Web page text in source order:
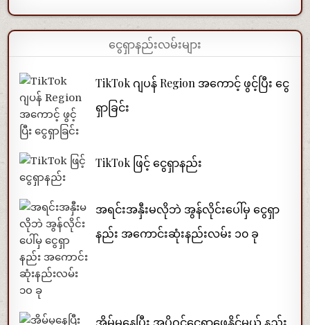
ငွေရှာနည်းလမ်းများ
TikTok ဂျပန် Region အကောင့် ဖွင့်ပြီး ငွေ
ရှာခြင်း
TikTok ဖြင့် ငွေရှာနည်း
အရင်းအနှီးမလိုဘဲ အွန်လိုင်းပေါ်မှ ငွေရှာ
နည်း အကောင်းဆုံးနည်းလမ်း ၁၀ ခု
အိမ်မှနေပြီး အပိုဝင်ငွေရှာဖွေနိုင်မယ့် နည်း